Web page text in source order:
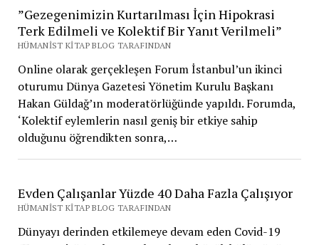
”Gezegenimizin Kurtarılması İçin Hipokrasi
Terk Edilmeli ve Kolektif Bir Yanıt Verilmeli”
HÜMANIST KITAP BLOG TARAFINDAN
Online olarak gerçekleşen Forum İstanbul’un ikinci
oturumu Dünya Gazetesi Yönetim Kurulu Başkanı
Hakan Güldağ’ın moderatörlüğünde yapıldı. Forumda,
‘Kolektif eylemlerin nasıl geniş bir etkiye sahip
olduğunu öğrendikten sonra,…
Evden Çalışanlar Yüzde 40 Daha Fazla Çalışıyor
HÜMANIST KITAP BLOG TARAFINDAN
Dünyayı derinden etkilemeye devam eden Covid-19